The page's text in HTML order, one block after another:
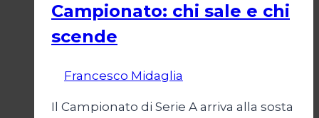
Campionato: chi sale e chi
scende
Francesco Midaglia
Il Campionato di Serie A arriva alla sosta